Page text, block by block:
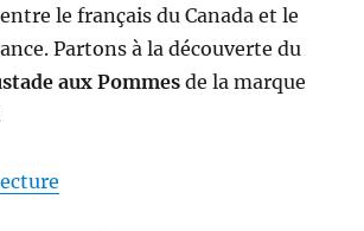
le français du Canada et le
Partons à la découverte du
aux Pommes de la marque